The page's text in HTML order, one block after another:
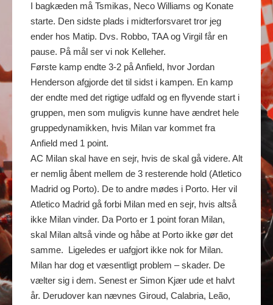
I bagkæden må Tsmikas, Neco Williams og Konate
starte. Den sidste plads i midterforsvaret tror jeg
ender hos Matip. Dvs. Robbo, TAA og Virgil får en
pause. På mål ser vi nok Kelleher.
Første kamp endte 3-2 på Anfield, hvor Jordan
Henderson afgjorde det til sidst i kampen. En kamp
der endte med det rigtige udfald og en flyvende start i
gruppen, men som muligvis kunne have ændret hele
gruppedynamikken, hvis Milan var kommet fra
Anfield med 1 point.
AC Milan skal have en sejr, hvis de skal gå videre. Alt
er nemlig åbent mellem de 3 resterende hold (Atletico
Madrid og Porto). De to andre mødes i Porto. Her vil
Atletico Madrid gå forbi Milan med en sejr, hvis altså
ikke Milan vinder. Da Porto er 1 point foran Milan,
skal Milan altså vinde og håbe at Porto ikke gør det
samme. Ligeledes er uafgjort ikke nok for Milan.
Milan har dog et væsentligt problem – skader. De
vælter sig i dem. Senest er Simon Kjær ude et halvt
år. Derudover kan nævnes Giroud, Calabria, Leão,